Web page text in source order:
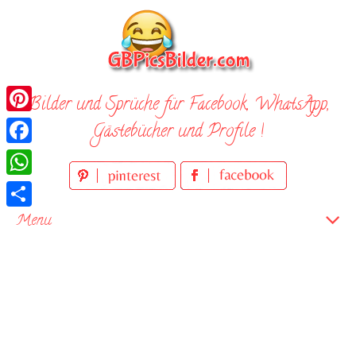
Bilder und Sprüche für Facebook, WhatsApp,
Gästebücher und Profile !
Menu
Pinterest
Facebook
WhatsApp
Teilen